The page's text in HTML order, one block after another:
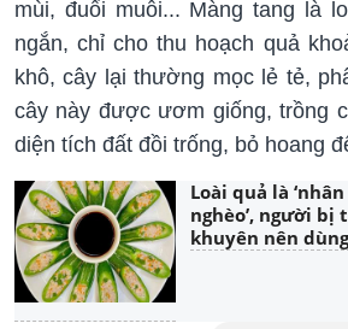
mùi, đuổi muỗi... Màng tang là
ngắn, chỉ cho thu hoạch quả
khô, cây lại thường mọc lẻ tẻ,
cây này được ươm giống, trồng
diện tích đất đồi trống, bỏ hoang
Loài quả là
nghèo’, người bị
khuyên nên